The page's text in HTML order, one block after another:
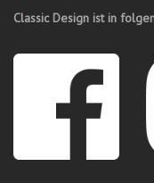
Classic Design ist in